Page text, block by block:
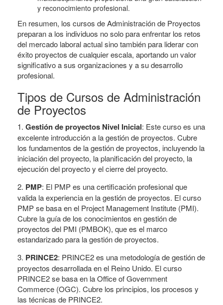
y reconocimiento profesional.
En resumen, los cursos de Administración de Proyectos
preparan a los individuos no solo para enfrentar los retos
del mercado laboral actual sino también para liderar con
éxito proyectos de cualquier escala, aportando un valor
significativo a sus organizaciones y a su desarrollo
profesional.
Tipos de Cursos de Administración
de Proyectos
1. Gestión de proyectos Nivel Inicial: Este curso es una
excelente introducción a la gestión de proyectos. Cubre
los fundamentos de la gestión de proyectos, incluyendo la
iniciación del proyecto, la planificación del proyecto, la
ejecución del proyecto y el cierre del proyecto.
2. PMP: El PMP es una certificación profesional que
valida la experiencia en la gestión de proyectos. El curso
PMP se basa en el Project Management Institute (PMI).
Cubre la guía de los conocimientos en gestión de
proyectos del PMI (PMBOK), que es el marco
estandarizado para la gestión de proyectos.
3. PRINCE2: PRINCE2 es una metodología de gestión de
proyectos desarrollada en el Reino Unido. El curso
PRINCE2 se basa en la Office of Government
Commerce (OGC). Cubre los principios, los procesos y
las técnicas de PRINCE2.